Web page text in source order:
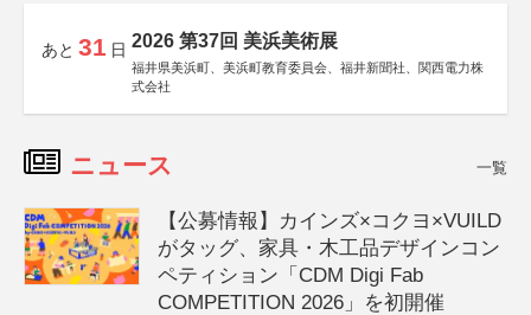
あと 31 日 2026 第37回 美浜美術展
福井県美浜町、美浜町教育委員会、福井新聞社、関西電力株
式会社
ニュース 一覧
【公募情報】カインズ×コクヨ×VUILD
がタッグ、家具・木工品デザインコン
ペティション「CDM Digi Fab
COMPETITION 2026」を初開催